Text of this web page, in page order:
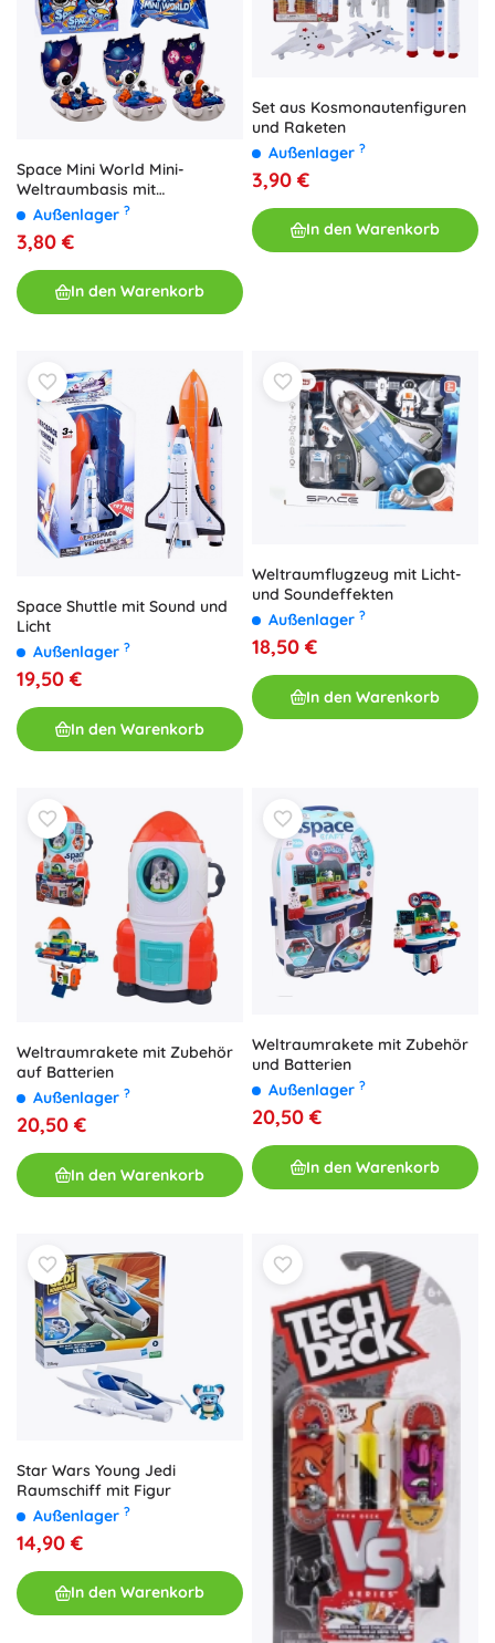
Space Mini World Mini-
Weltraumbasis mit
Astronautenfigur
Außenlager ?
3,80 €
In den Warenkorb
Set aus Kosmonautenfiguren
und Raketen
Außenlager ?
3,90 €
In den Warenkorb
Space Shuttle mit Sound und
Licht
Außenlager ?
19,50 €
In den Warenkorb
Weltraumflugzeug mit Licht-
und Soundeffekten
Außenlager ?
18,50 €
In den Warenkorb
Weltraumrakete mit Zubehör
auf Batterien
Außenlager ?
20,50 €
In den Warenkorb
Weltraumrakete mit Zubehör
und Batterien
Außenlager ?
20,50 €
In den Warenkorb
Star Wars Young Jedi
Raumschiff mit Figur
Außenlager ?
14,90 €
In den Warenkorb